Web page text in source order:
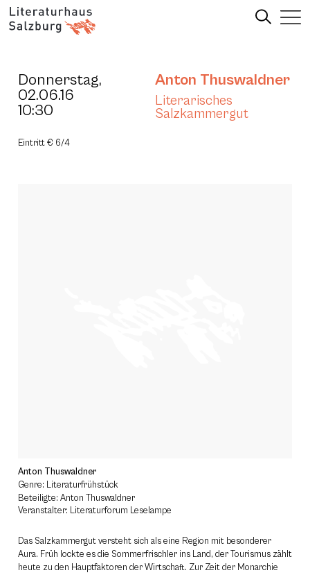
Donnerstag,
02.06.16
10:30
Anton Thuswaldner
Literarisches
Salzkammergut
Eintritt € 6/4
Anton Thuswaldner
Genre: Literaturfrühstück
Beteiligte: Anton Thuswaldner
Veranstalter: Literaturforum Leselampe
Das Salzkammergut versteht sich als eine Region mit besonderer
Aura. Früh lockte es die Sommerfrischler ins Land, der Tourismus zählt
heute zu den Hauptfaktoren der Wirtschaft. Zur Zeit der Monarchie